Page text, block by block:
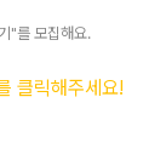
"를 모집해요.
클릭해주세요!